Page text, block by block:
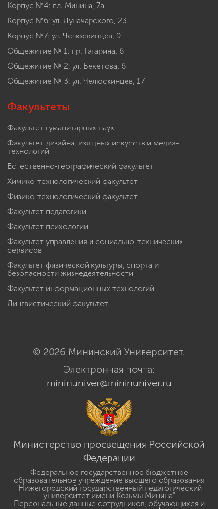
Корпус №4: пл. Минина, 7а
Корпус №6: ул. Луначарского, 23
Корпус №7: ул. Челюскинцев, 9
Общежитие № 1: пр. Гагарина, 6
Общежитие № 2: ул. Бекетова, 6
Общежитие № 3: ул. Челюскинцев, 17
Факультеты
Факультет гуманитарных наук
Факультет дизайна, изящных искусств и медиа-
технологий
Естественно-географический факультет
Химико-технологический факультет
Физико-технологический факультет
Факультет педагогики
Факультет психологии
Факультет управления и социально-технических
сервисов
Факультет физической культуры, спорта и
безопасности жизнедеятельности
Факультет информационных технологий
Лингвистический факультет
© 2026 Мининский Университет.
Электронная почта:
mininuniver@mininuniver.ru
Министерство просвещения Российской
Федерации
Федеральное государственное бюджетное
образовательное учреждение высшего образования
"Нижегородский государственный педагогический
университет имени Козьмы Минина"
Персональные данные сотрудников, обучающихся и